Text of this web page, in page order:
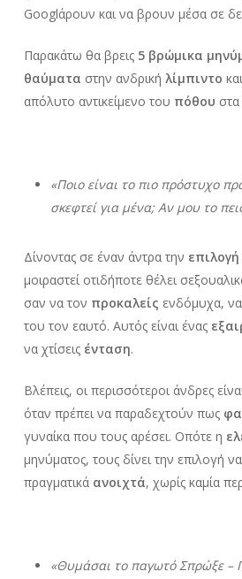
Googlάρουν και να βρουν μέσα σε
Παρακάτω θα βρεις 5 βρώμικα
θαύματα στην ανδρική λίμπιντο
απόλυτο αντικείμενο του πόθου στα
«Ποιο είναι το πιο πρόστυχο
σκεφτεί για μένα; Αν μου το
Δίνοντας σε έναν άντρα την επιλογή
μοιραστεί οτιδήποτε θέλει
σαν να τον προκαλείς ενδόμυχα, να
του τον εαυτό. Αυτός είναι ένας
να χτίσεις ένταση.
Βλέπεις, οι περισσότεροι άνδρες
όταν πρέπει να παραδεχτούν πως
γυναίκα που τους αρέσει. Οπότε η
μηνύματος, τους δίνει την επιλογή
πραγματικά ανοιχτά, χωρίς καμία
«Θυμάσαι το παγωτό Σπρώξε –